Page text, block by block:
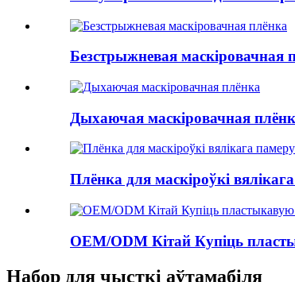
Безстрыжневая маскіровачная
Дыхаючая маскіровачная
Плёнка для маскіроўкі
OEM/ODM Кітай Купіць
Набор для чысткі аўтамабіля